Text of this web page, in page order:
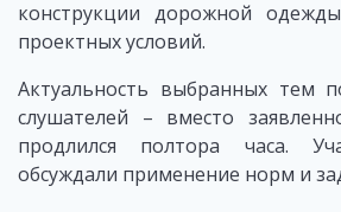
конструкции дорожной
проектных условий.
Актуальность выбранных тем
слушателей – вместо
продлился полтора часа.
обсуждали применение норм и